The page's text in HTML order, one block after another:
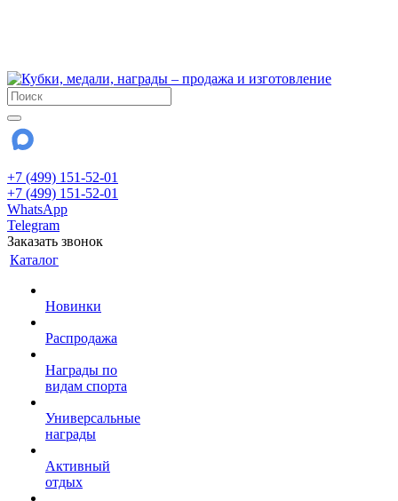
+7 (499) 151-52-01
+7 (499) 151-52-01
WhatsApp
Telegram
Заказать звонок
Каталог
Новинки
Распродажа
Награды по
видам спорта
Универсальные
награды
Активный
отдых